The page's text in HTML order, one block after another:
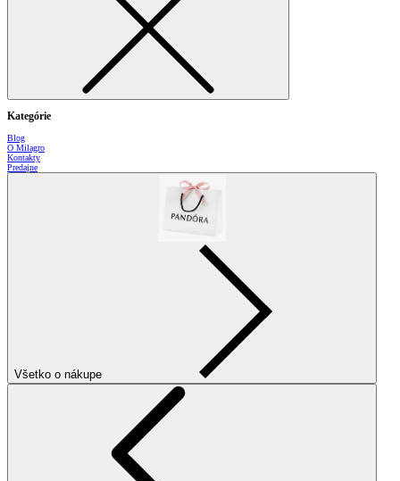
Kategórie
Blog
O Milagro
Kontakty
Predajne
Všetko o nákupe